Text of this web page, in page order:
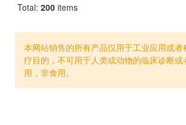
Total: 200 items
本网站销售的所有产品仅用于工业应用或
疗目的，不可用于人类或动物的临床诊断
用，非食用。